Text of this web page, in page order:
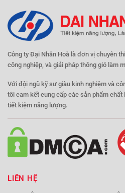
Công ty Đại Nhân Hoà là đơn vị chuyên
công nghiệp, và giải pháp thông gió làm
Với đội ngũ kỹ sư giàu kinh nghiệm và
tôi cam kết cung cấp các sản phẩm
tiết kiệm năng lượng.
LIÊN HỆ